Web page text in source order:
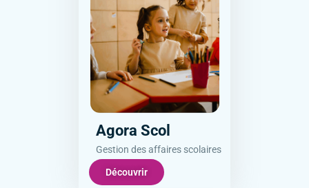
Agora Scol
Gestion des affaires scolaires
Découvrir